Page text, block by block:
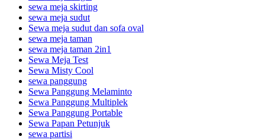
sewa meja skirting
sewa meja sudut
Sewa meja sudut dan sofa oval
sewa meja taman
sewa meja taman 2in1
Sewa Meja Test
Sewa Misty Cool
sewa panggung
Sewa Panggung Melaminto
Sewa Panggung Multiplek
Sewa Panggung Portable
Sewa Papan Petunjuk
sewa partisi